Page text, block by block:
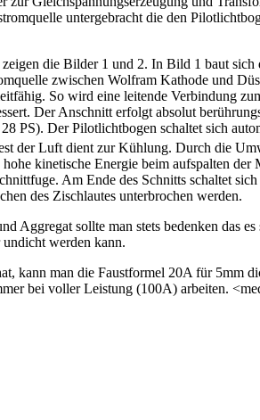
untergebracht die den
die Bilder 1 und 2. In Bild 1 baut
zwischen Wolfram Kathode und
So wird eine leitende Verbindung
Der Anschnitt erfolgt absolut
PS). Der Pilotlichtbogen schaltet sich
der Luft dient zur Kühlung. Durch die
kinetische Energie beim aufspalten
Am Ende des Schnitts schaltet
des Zischlautes unterbrochen werden.
Aggregat sollte man stets bedenken das
undicht werden kann.
kann man die Faustformel 20A für 5mm
bei voller Leistung (100A) arbeiten.